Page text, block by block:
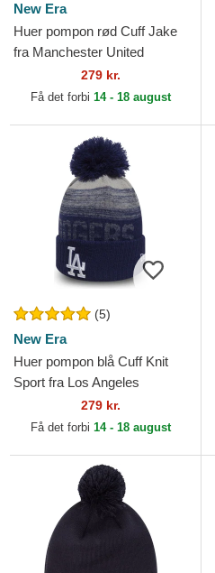
New Era
Huer pompon rød Cuff Jake
fra Manchester United
Football Club Premier League
af New Era
279 kr.
Få det forbi 14 - 18 august
(5)
New Era
Huer pompon blå Cuff Knit
Sport fra Los Angeles
Dodgers MLB af New Era
279 kr.
Få det forbi 14 - 18 august